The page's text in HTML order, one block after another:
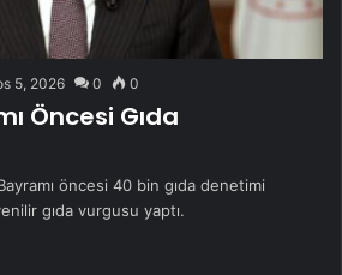
5, 2026 0 0
Öncesi Gıda
öncesi 40 bin gıda denetimi
gıda vurgusu yaptı.